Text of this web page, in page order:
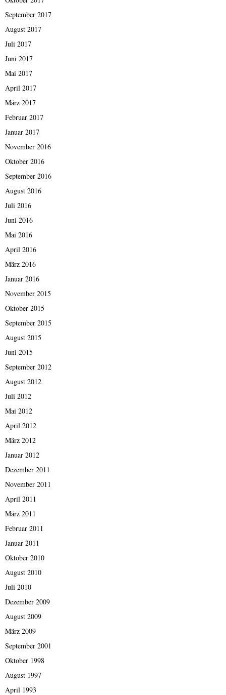
September 2017
August 2017
Juli 2017
Juni 2017
Mai 2017
April 2017
März 2017
Februar 2017
Januar 2017
November 2016
Oktober 2016
September 2016
August 2016
Juli 2016
Juni 2016
Mai 2016
April 2016
März 2016
Januar 2016
November 2015
Oktober 2015
September 2015
August 2015
Juni 2015
September 2012
August 2012
Juli 2012
Mai 2012
April 2012
März 2012
Januar 2012
Dezember 2011
November 2011
April 2011
März 2011
Februar 2011
Januar 2011
Oktober 2010
August 2010
Juli 2010
Dezember 2009
August 2009
März 2009
September 2001
Oktober 1998
August 1997
April 1993